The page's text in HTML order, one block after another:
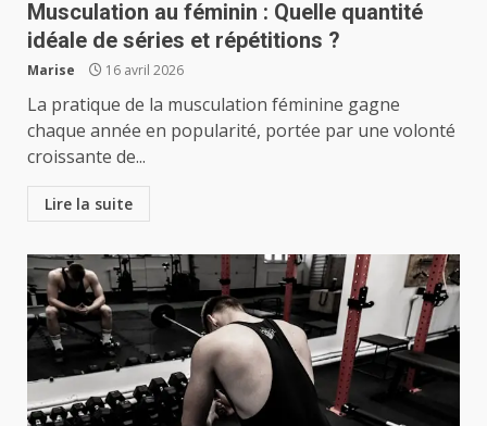
Musculation au féminin : Quelle quantité
idéale de séries et répétitions ?
Marise 16 avril 2026
La pratique de la musculation féminine gagne
chaque année en popularité, portée par une volonté
croissante de...
Lire la suite